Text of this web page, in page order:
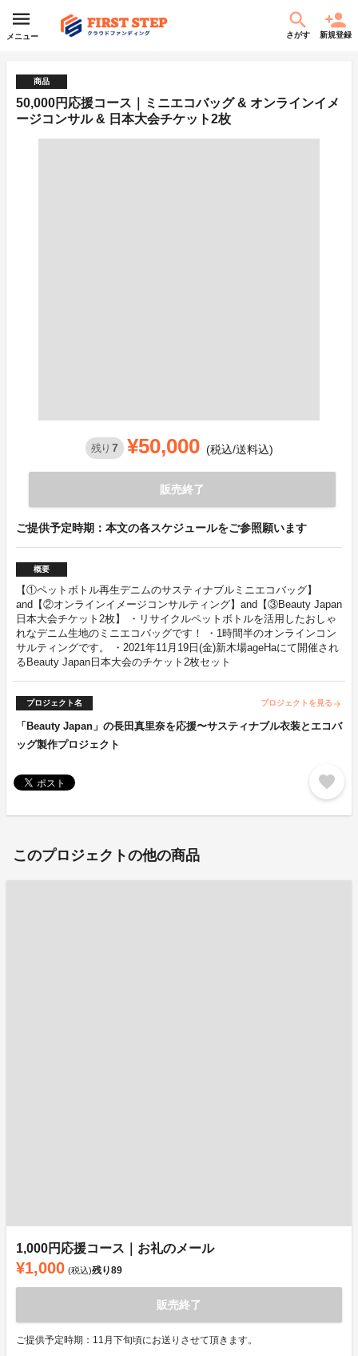
メニュー さがす 新規登録
商品
50,000円応援コース｜ミニエコバッグ & オンラインイメ
ージコンサル & 日本大会チケット2枚
残り 7 ¥50,000 (税込/送料込)
販売終了
ご提供予定時期：本文の各スケジュールをご参照願います
概要
【①ペットボトル再生デニムのサスティナブルミニエコバッグ】
and【②オンラインイメージコンサルティング】and【③Beauty Japan
日本大会チケット2枚】 ・リサイクルペットボトルを活用したおしゃ
れなデニム生地のミニエコバッグです！ ・1時間半のオンラインコン
サルティングです。 ・2021年11月19日(金)新木場ageHaにて開催され
るBeauty Japan日本大会のチケット2枚セット
プロジェクト名 プロジェクトを見る arrow_forward
「Beauty Japan」の長田真里奈を応援〜サスティナブル衣装とエコバ
ッグ製作プロジェクト
favorite
このプロジェクトの他の商品
1,000円応援コース｜お礼のメール
¥1,000 (税込)残り89
販売終了
ご提供予定時期：11月下旬頃にお送りさせて頂きます。